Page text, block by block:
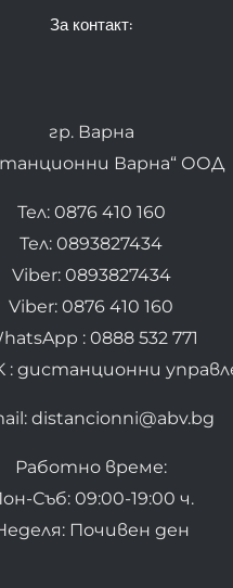
За контакт:
гр. Варна
Варна“ ООД
Тел: 0876 410 160
Тел: 0893827434
Viber: 0893827434
Viber: 0876 410 160
: 0888 532 771
: дистанционни
distancionni@abv.bg
Работно време:
Съб: 09:00-19:00 ч.
Почивен ден